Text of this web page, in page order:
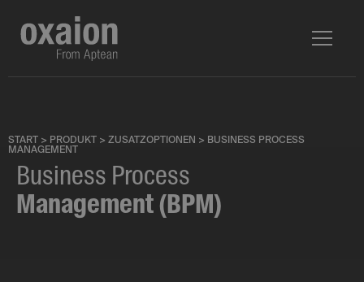
START > PRODUKT > ZUSATZOPTIONEN > BUSINESS PROCESS
MANAGEMENT
Business Process
Management (BPM)